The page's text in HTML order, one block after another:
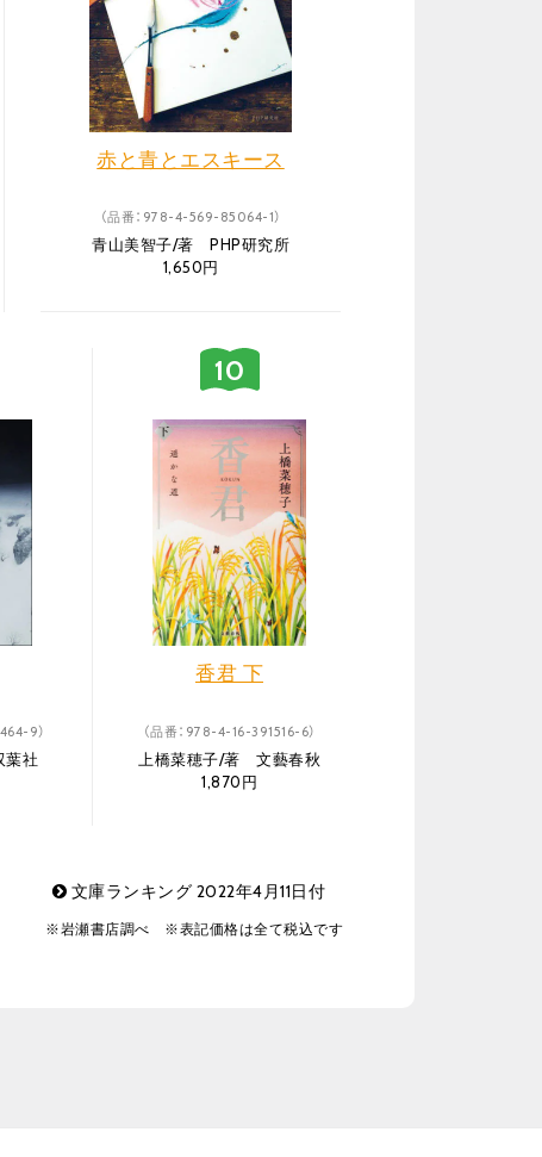
赤と青とエスキース
（品番：978-4-569-85064-1）
青山美智子/著 PHP研究所
1,650円
9）
社
香君 下
（品番：978-4-16-391516-6）
上橋菜穂子/著 文藝春秋
1,870円
文庫ランキング 2022年4月11日付
※岩瀬書店調べ ※表記価格は全て税込です